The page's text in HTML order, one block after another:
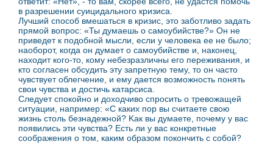
в разрешении суицидального кризиса.
Лучший способ вмешаться в кризис, это заботливо задать
прямой вопрос: «Ты думаешь о самоубийстве?» Он не
приведет к подобной мысли, если у человека ее не было;
наоборот, когда он думает о самоубийстве и, наконец,
находит кого-то, кому небезразличны его переживания, и
кто согласен обсудить эту запретную тему, то он часто
чувствует облегчение, и ему дается возможность понять
свои чувства и достичь катарсиса.
Следует спокойно и доходчиво спросить о тревожащей
ситуации, например: «С каких пор вы считаете свою
жизнь столь безнадежной? Kaк вы думаете, почему у вас
появились эти чувства? Есть ли у вас конкретные
соображения о том, каким образом покончить с собой?